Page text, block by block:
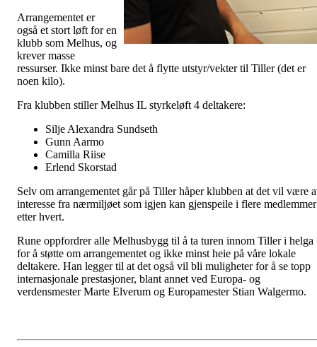
Arrangementet er
også et stort løft for en
klubb som Melhus, og
krever masse
ressurser. Ikke minst bare det å flytte utstyr/vekter til Tiller (det er
noen kilo).
Fra klubben stiller Melhus IL styrkeløft 4 deltakere:
Silje Alexandra Sundseth
Gunn Aarmo
Camilla Riise
Erlend Skorstad
Selv om arrangementet går på Tiller håper klubben at det vil være
interesse fra nærmiljøet som igjen kan gjenspeile i flere medlemmer
etter hvert.
Rune oppfordrer alle Melhusbygg til å ta turen innom Tiller i helga
for å støtte om arrangementet og ikke minst heie på våre lokale
deltakere. Han legger til at det også vil bli muligheter for å se topp
internasjonale prestasjoner, blant annet ved Europa- og
verdensmester Marte Elverum og Europamester Stian Walgermo.